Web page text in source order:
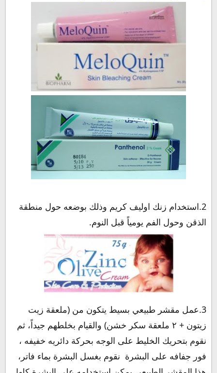
2.استخدام زنك اوليف كريم وذلك بوضعه حول منطقة
الذقن وحول الفم يومياً قبل النوم.
3.عمل مقشر طبيعي بسيط يتكون من (ملعقة زيت
زيتون + ٢ ملعقة سكر خشن) والقيام بخلطهم جيداً، ثم
نقوم بتحريك الخليط على الوجه بحركة دائريه خفيفه ،
فور جفافه على البشرة نقوم بغسل البشرة بماء فاتر،